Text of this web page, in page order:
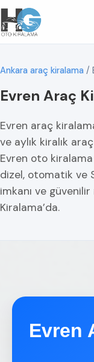
Ankara araç kiralama /
Evren Araç
Evren araç
ve aylık kiralık
Evren oto
dizel, otomatik ve
imkanı ve
Kiralama’da.
Evren